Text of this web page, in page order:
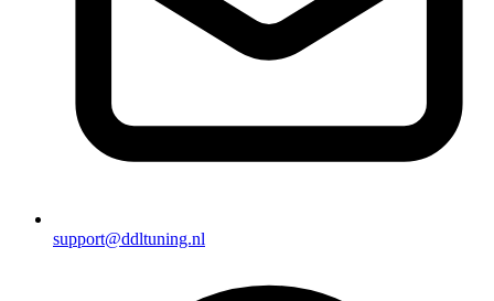
support@ddltuning.nl